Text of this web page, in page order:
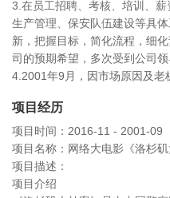
3.在员工招聘、考核、培训、
生产管理、保安队伍建设等具
新，把握目标，简化流程，细
司的预期希望，多次受到公司领
4.2001年9月，因市场原因及老
项目经历
项目时间：2016-11 - 2001-09
项目名称：网络大电影《洛杉矶
项目描述：
项目介绍